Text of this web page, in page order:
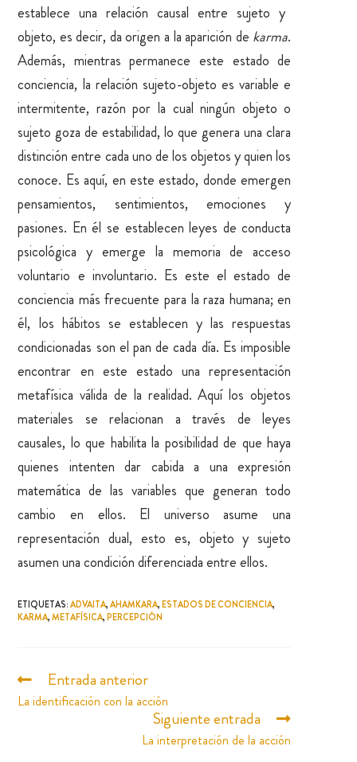
establece una relación causal entre sujeto y
objeto, es decir, da origen a la aparición de karma.
Además, mientras permanece este estado de
conciencia, la relación sujeto-objeto es variable e
intermitente, razón por la cual ningún objeto o
sujeto goza de estabilidad, lo que genera una clara
distinción entre cada uno de los objetos y quien los
conoce. Es aquí, en este estado, donde emergen
pensamientos, sentimientos, emociones y
pasiones. En él se establecen leyes de conducta
psicológica y emerge la memoria de acceso
voluntario e involuntario. Es este el estado de
conciencia más frecuente para la raza humana; en
él, los hábitos se establecen y las respuestas
condicionadas son el pan de cada día. Es imposible
encontrar en este estado una representación
metafísica válida de la realidad. Aquí los objetos
materiales se relacionan a través de leyes
causales, lo que habilita la posibilidad de que haya
quienes intenten dar cabida a una expresión
matemática de las variables que generan todo
cambio en ellos. El universo asume una
representación dual, esto es, objeto y sujeto
asumen una condición diferenciada entre ellos.
ETIQUETAS:ADVAITA, AHAMKARA, ESTADOS DE CONCIENCIA,
KARMA, METAFÍSICA, PERCEPCIÓN
Entrada anterior
La identificación con la acción
Siguiente entrada
La interpretación de la acción